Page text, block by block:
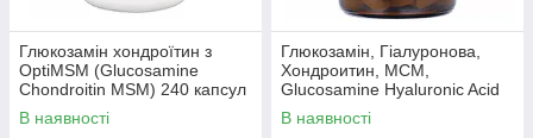
Глюкозамін хондроїтин з
OptiMSM (Glucosamine
Chondroitin MSM) 240 капсул
DRB-00081
В наявності
Глюкозамін, Гіалуронова,
Хондроитин, МСМ,
Glucosamine Hyaluronic Acid
Chondroitin MSM, Solgar, 120
таблеток SOL-01317
В наявності